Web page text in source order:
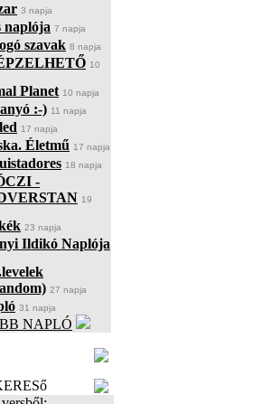
3 napja
naplója 7 napja
szavak 8 napja
10
Planet 10 napja
:-) 11 napja
17 napja
Életmű 17 napja
18 napja
-
19
23 napja
Ildikó Naplója
27 napja
31 napja
NAPLÓ